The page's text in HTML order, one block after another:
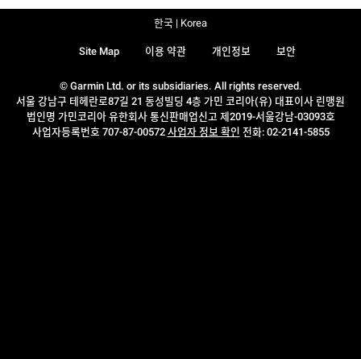
© Garmin Ltd. or its subsidiaries. All rights reserved.
서울 강남구 테헤란로87길 21 동성빌딩 4층 가민 코리아(유) 대표이사 린맹원
법인명 가민코리아 유한회사 통신판매업신고 제2019-서울강남-03093호
사업자등록번호 707-87-00572 사업자 정보 확인 전화: 02-2141-5855
Site Map 이용 약관 개인정보 보안
한국 | Korea